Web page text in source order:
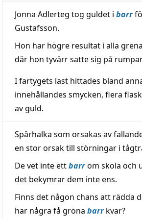
Jonna Adlerteg tog guldet i barr
Gustafsson.
Hon har högre resultat i alla
där hon tyvärr satte sig på
I fartygets last hittades bland
innehållandes smycken, flera
av guld.
Spårhalka som orsakas av
en stor orsak till störningar i
De vet inte ettbarrom skola och
det bekymrar dem inte ens.
Finns det någon chans att rädda
har några få gröna barrkvar?